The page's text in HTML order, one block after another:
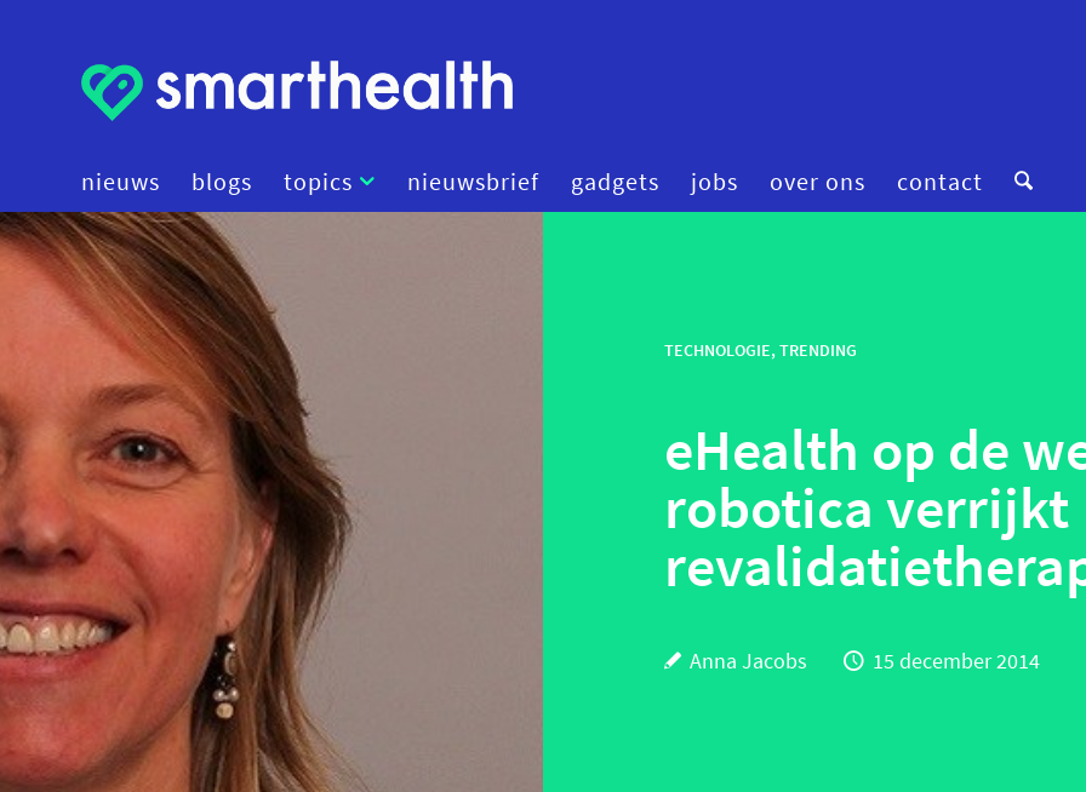
nieuws blogs topics
data
diagnostiek
digital therapeutics
financiering
mental health
onderzoek
smart hospitals
smart stuff
nieuwsbrief gadgets jobs over ons contact
TECHNOLOGIE,TRENDING
eHealth op de
robotica verrijkt
Anna Jacobs 15 december 2014